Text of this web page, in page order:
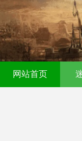
网站首页